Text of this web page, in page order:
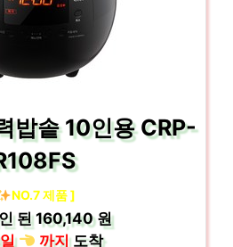
밥솥 10인용 CRP-
NO.7 제품 ]
된160,140 원
까지도착